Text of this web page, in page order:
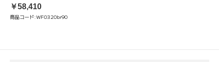
￥58,410
商品コード:WF0320br90